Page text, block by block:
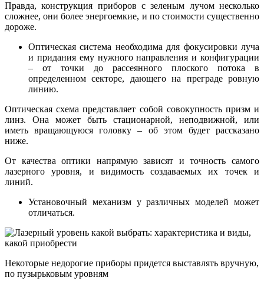
Правда, конструкция приборов с зеленым лучом несколько
сложнее, они более энергоемкие, и по стоимости существенно
дороже.
Оптическая система необходима для фокусировки луча
и придания ему нужного направления и конфигурации
– от точки до рассеянного плоского потока в
определенном секторе, дающего на преграде ровную
линию.
Оптическая схема представляет собой совокупность призм и
линз. Она может быть стационарной, неподвижной, или
иметь вращающуюся головку – об этом будет рассказано
ниже.
От качества оптики напрямую зависят и точность самого
лазерного уровня, и видимость создаваемых их точек и
линий.
Установочный механизм у различных моделей может
отличаться.
Некоторые недорогие приборы придется выставлять вручную,
по пузырьковым уровням